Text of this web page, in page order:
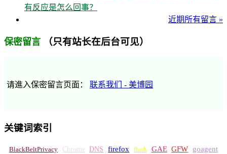
有反应是怎么回事？
近期所有留言 »
保密留言 （只有站长在后台可见）
请進入保密留言页面： 联系我们 - 美博园
关键词索引
BlackBeltPrivacy Chrome DNS firefox flash GAE GFW
goagent